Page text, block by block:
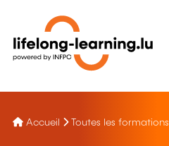
Accueil Toutes les formations